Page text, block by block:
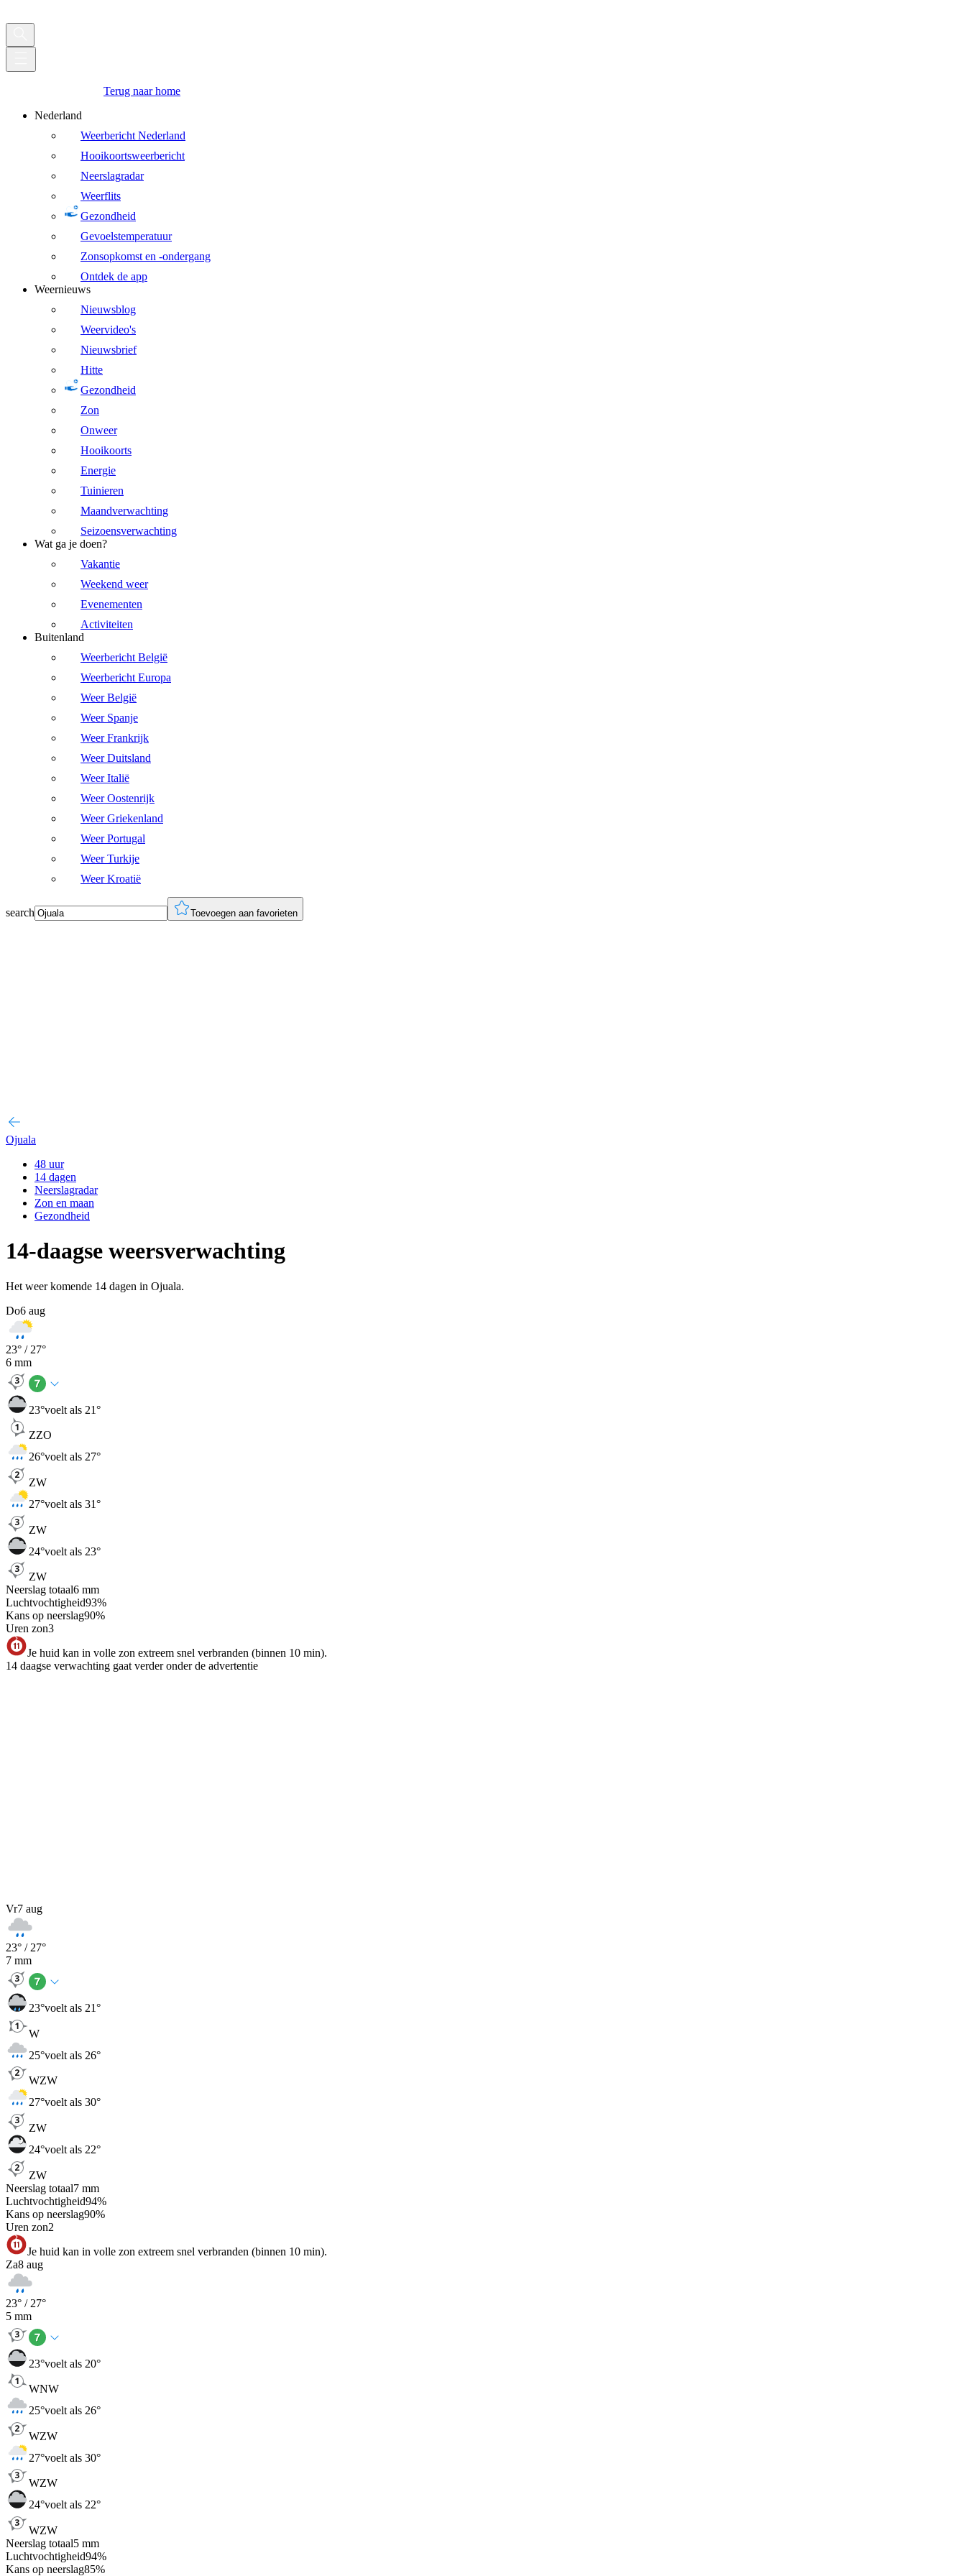
Terug naar home
Nederland
Weerbericht Nederland
Hooikoortsweerbericht
Neerslagradar
Weerflits
Gezondheid
Gevoelstemperatuur
Zonsopkomst en -ondergang
Ontdek de app
Weernieuws
Nieuwsblog
Weervideo's
Nieuwsbrief
Hitte
Gezondheid
Zon
Onweer
Hooikoorts
Energie
Tuinieren
Maandverwachting
Seizoensverwachting
Wat ga je doen?
Vakantie
Weekend weer
Evenementen
Activiteiten
Buitenland
Weerbericht België
Weerbericht Europa
Weer België
Weer Spanje
Weer Frankrijk
Weer Duitsland
Weer Italië
Weer Oostenrijk
Weer Griekenland
Weer Portugal
Weer Turkije
Weer Kroatië
search Toevoegen aan favorieten
Ojuala
48 uur
14 dagen
Neerslagradar
Zon en maan
Gezondheid
14-daagse weersverwachting
Het weer komende 14 dagen in Ojuala.
Do6 aug
23° / 27°
6 mm
23°voelt als 21°
ZZO
26°voelt als 27°
ZW
27°voelt als 31°
ZW
24°voelt als 23°
ZW
Neerslag totaal6 mm
Luchtvochtigheid93%
Kans op neerslag90%
Uren zon3
Je huid kan in volle zon extreem snel verbranden (binnen 10 min).
14 daagse verwachting gaat verder onder de advertentie
Vr7 aug
23° / 27°
7 mm
23°voelt als 21°
W
25°voelt als 26°
WZW
27°voelt als 30°
ZW
24°voelt als 22°
ZW
Neerslag totaal7 mm
Luchtvochtigheid94%
Kans op neerslag90%
Uren zon2
Je huid kan in volle zon extreem snel verbranden (binnen 10 min).
Za8 aug
23° / 27°
5 mm
23°voelt als 20°
WNW
25°voelt als 26°
WZW
27°voelt als 30°
WZW
24°voelt als 22°
WZW
Neerslag totaal5 mm
Luchtvochtigheid94%
Kans op neerslag85%